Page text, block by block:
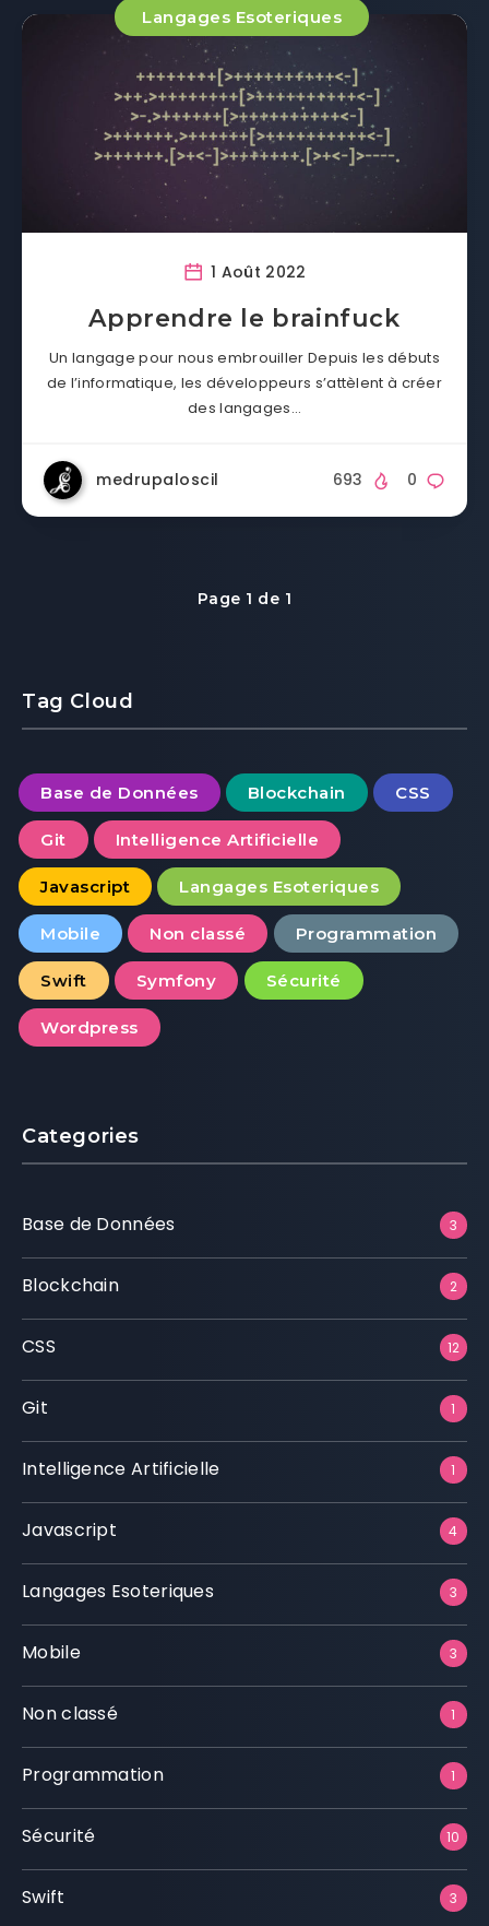
Langages Esoteriques
1 Août 2022
Apprendre le brainfuck
Un langage pour nous embrouiller Depuis les débuts
de l’informatique, les développeurs s’attèlent à créer
des langages…
medrupaloscil 0
693
Page 1 de 1
Tag Cloud
Base de Données Blockchain CSS
Git Intelligence Artificielle
Javascript Langages Esoteriques
Mobile Non classé Programmation
Swift Symfony Sécurité
Wordpress
Categories
Base de Données 3
Blockchain 2
CSS 12
Git 1
Intelligence Artificielle 1
Javascript 4
Langages Esoteriques 3
Mobile 3
Non classé 1
Programmation 1
Sécurité 10
Swift 3